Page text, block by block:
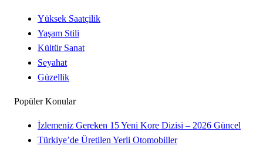
Yüksek Saatçilik
Yaşam Stili
Kültür Sanat
Seyahat
Güzellik
Popüler Konular
İzlemeniz Gereken 15 Yeni Kore Dizisi – 2026 Güncel
Türkiye’de Üretilen Yerli Otomobiller